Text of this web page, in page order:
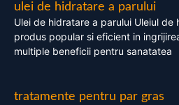
ulei de hidratare a parului
Ulei de hidratare a parului Uleiul de
produs popular si eficient in
multiple beneficii pentru sanatatea
tratamente pentru par gras